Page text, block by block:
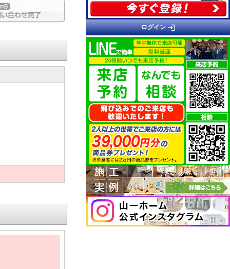
ログイン login